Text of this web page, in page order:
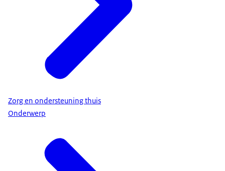
Zorg en ondersteuning thuis
Onderwerp